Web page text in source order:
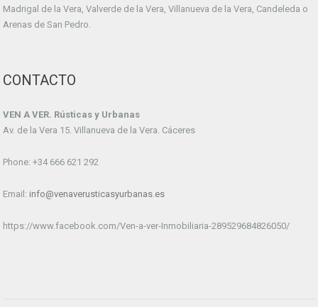
Madrigal de la Vera, Valverde de la Vera, Villanueva de la Vera, Candeleda o
Arenas de San Pedro.
CONTACTO
VEN A VER. Rústicas y Urbanas
Av. de la Vera 15. Villanueva de la Vera. Cáceres
Phone: +34 666 621 292
Email: info@venaverusticasyurbanas.es
https://www.facebook.com/Ven-a-ver-Inmobiliaria-289529684826050/